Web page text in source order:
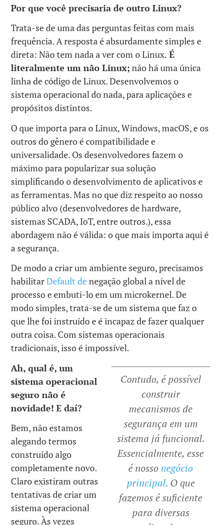
Por que você precisaria de outro Linux?
Trata-se de uma das perguntas feitas com mais
frequência. A resposta é absurdamente simples e
direta: Não tem nada a ver com o Linux. É
literalmente um não Linux;não há uma única
linha de código de Linux. Desenvolvemos o
sistema operacional do nada, para aplicações e
propósitos distintos.
O que importa para o Linux, Windows, macOS, e os
outros do gênero é compatibilidade e
universalidade. Os desenvolvedores fazem o
máximo para popularizar sua solução
simplificando o desenvolvimento de aplicativos e
as ferramentas. Mas no que diz respeito ao nosso
público alvo (desenvolvedores de hardware,
sistemas SCADA, IoT, entre outros.), essa
abordagem não é válida: o que mais importa aqui é
a segurança.
De modo a criar um ambiente seguro, precisamos
habilitarDefault denegação global a nível de
processo e embuti-lo em um microkernel. De
modo simples, trata-se de um sistema que faz o
que lhe foi instruído e é incapaz de fazer qualquer
outra coisa. Com sistemas operacionais
tradicionais, isso é impossível.
Contudo, é possível
construir
mecanismos de
segurança em um
sistema já funcional.
Essencialmente, esse
é nosso negócio
principal.O que
fazemos é suficiente
para diversas
Ah, qual é, um
sistema operacional
seguro não é
novidade! E daí?
Bem, não estamos
alegando termos
construído algo
completamente novo.
Claro existiram outras
tentativas de criar um
sistema operacional
seguro. Às vezes